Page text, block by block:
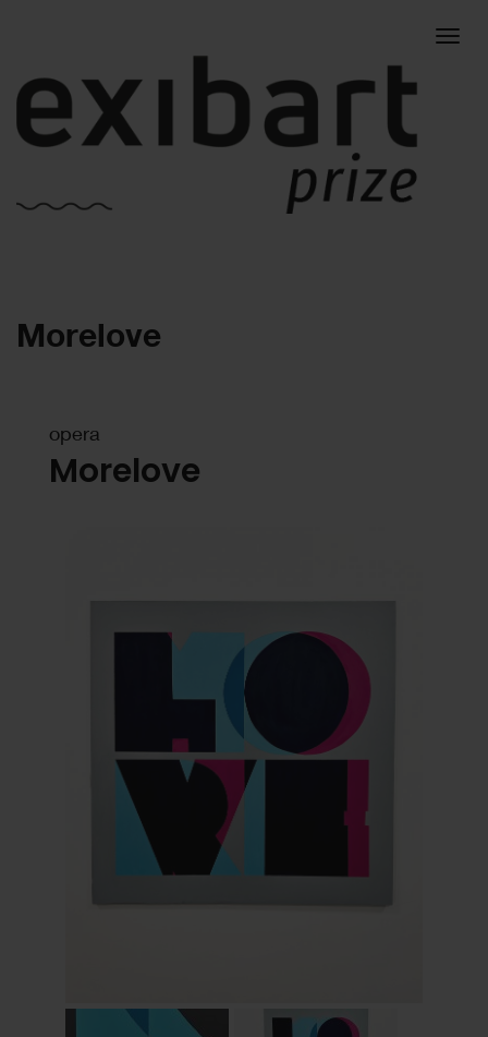
Morelove
opera
Morelove